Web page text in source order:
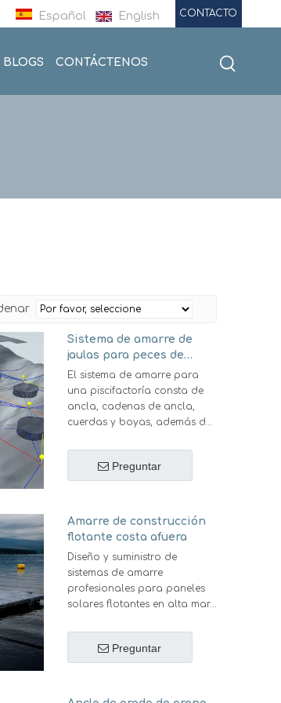
Español English CONTACTO
BLOGS CONTÁCTENOS
Sistema de amarre de
jaulas para peces de
acuicultura
El sistema de amarre para
una piscifactoría consta de
ancla, cadenas de ancla,
cuerdas y boyas, además de
amarre como grilletes, placas
de conexión, eslabones de
ensamblarse entre sí,
especificarse e instalarse
compatibles física y
operativamente entre sí y ser
eficaces en su uso y
mantenimiento.
Preguntar
Amarre de construcción
flotante costa afuera
Diseño y suministro de
sistemas de amarre
profesionales para paneles
solares flotantes en alta mar.
de anclaje duraderas y
resistentes a las tormentas
continentales. Asegúrese de
Preguntar